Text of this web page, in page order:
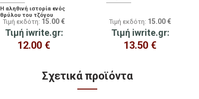
Η αληθινή ιστορία ενός
θρύλου του τζόγου
Τιμή εκδότη: 15.00 €
Τιμή iwrite.gr:
12.00 €
Τιμή εκδότη: 15.00 €
Τιμή iwrite.gr:
13.50 €
Σχετικά προϊόντα